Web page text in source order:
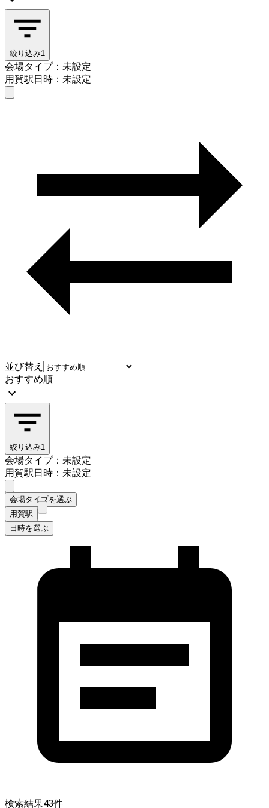
絞り込み1
会場タイプ：未設定
用賀駅日時：未設定
並び替え
おすすめ順
絞り込み1
会場タイプ：未設定
用賀駅日時：未設定
会場タイプを選ぶ
用賀駅
日時を選ぶ
検索結果43件